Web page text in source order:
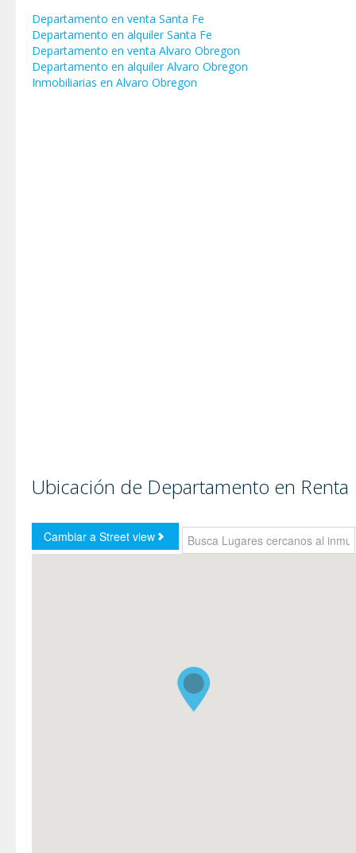
Departamento en venta Santa Fe
Departamento en alquiler Santa Fe
Departamento en venta Alvaro Obregon
Departamento en alquiler Alvaro Obregon
Inmobiliarias en Alvaro Obregon
Ubicación de Departamento en Renta